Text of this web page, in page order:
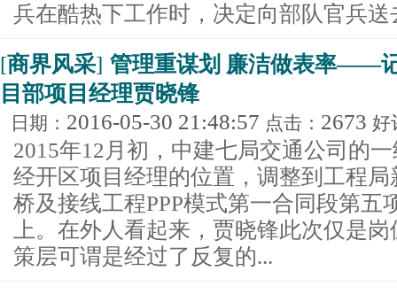
兵在酷热下工作时，决定向部队官兵送
[商界风采] 管理重谋划 廉洁做表率——
目部项目经理贾晓锋
日期： 2016-05-30 21:48:57 点击： 2673 好
2015年12月初，中建七局交通公司的
经开区项目经理的位置，调整到工程
桥及接线工程PPP模式第一合同段第五
上。在外人看起来，贾晓锋此次仅是
策层可谓是经过了反复的...